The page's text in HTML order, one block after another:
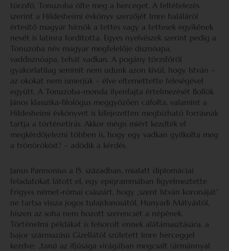
törzsfő, Tonuzoba ölte meg a herceget. A feltételezés
szerint a Hildesheimi évkönyv szerzőjét Imre haláláról
értesítő magyar hírnök a tettes vagy a tettesek egyikének
nevét is latinra fordította. Egyes nyelvészek szerint pedig a
Tonuzoba név magyar megfelelője disznóapa,
vaddisznóapa, tehát vadkan. A pogány törzsfőről
gyakorlatilag semmit nem udunk azon kívül, hogy István –
az okokat nem ismerjük – élve eltemettette feleségével
együtt. A Tonuzoba-monda ilyenfajta értelmezését Bollók
János klasszika-filológus meggyőzően cáfolta, valamint a
Hildesheimi évkönyvet is kifejezetten megbízható forrásnak
tartja a történetírás. Akkor mégis miért kezdték el
megkérdőjelezni többen is, hogy egy vadkan gyilkolta meg
a trónörököst? – adódik a kérdés.
Janus Pannonius a 15. században, mialatt diplomáciai
feladatokat látott el, egy epigrammában figyelmeztette
Frigyes német-római császárt, hogy „szent István koronáját”
ne tartsa vissza jogos tulajdonosától, Hunyadi Mátyástól,
hiszen az soha nem hozott szerencsét a népének.
Történelmi példákat is felsorolt ennek alátámasztására, a
bajor származású Gizellától született Imre herceggel
kezdve: „tanú az ifjúsága virágában megcsalt (ármánnyal